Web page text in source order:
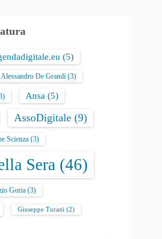
(5)
Alessandro De Grandi (3)
Ansa (5)
AssoDigitale (9)
Scienza (3)
Sera (46)
Goria (3)
Giuseppe Turani (2)